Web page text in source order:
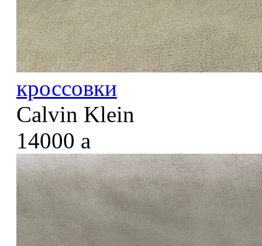
кроссовки
Calvin Klein
14000 a